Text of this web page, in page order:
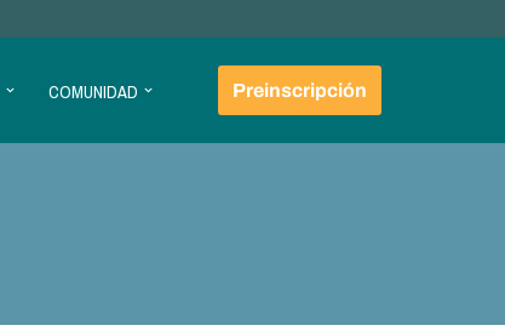
COMUNIDAD Preinscripción